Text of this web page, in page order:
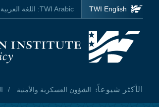
Skip to main content
Homepage
الأكثر شيوعاً: الشؤون العسكرية والأمنية
TWI English
TWI Arabic: اللغة العربية